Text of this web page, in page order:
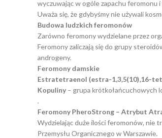
wyczuwając w ogóle zapachu feromonu i
Uważa się, że gdybyśmy nie używali
Budowa ludzkich feromonów
Zarówno feromony wydzielane przez
Feromony zaliczają się do grupy
androgeny.
Feromony damskie
Estratetraenol (estra-1,3,5(10),16-
Kopuliny – grupa krótkołańcuchowych
.
Feromony PheroStrong – Atrybut
Wydzielając duże ilości feromonów, nie
Przemysłu Organicznego w Warszawie.